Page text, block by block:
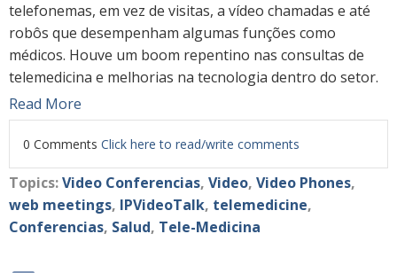
telefonemas, em vez de visitas, a vídeo chamadas e até
robôs que desempenham algumas funções como
médicos. Houve um boom repentino nas consultas de
telemedicina e melhorias na tecnologia dentro do setor.
Read More
0 Comments Click here to read/write comments
Topics:Video Conferencias, Video, Video Phones,
web meetings, IPVideoTalk, telemedicine,
Conferencias, Salud, Tele-Medicina